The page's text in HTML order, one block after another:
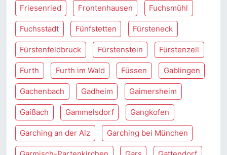
Friesenried Frontenhausen Fuchsmühl
Fuchsstadt Fünfstetten Fürsteneck
Fürstenfeldbruck Fürstenstein Fürstenzell
Furth Furth im Wald Füssen Gablingen
Gachenbach Gadheim Gaimersheim
Gaißach Gammelsdorf Gangkofen
Garching an der Alz Garching bei München